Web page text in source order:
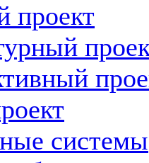
проект
системы